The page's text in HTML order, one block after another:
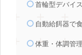
首輪型デバイ
自動給餌器で
体重・体調管